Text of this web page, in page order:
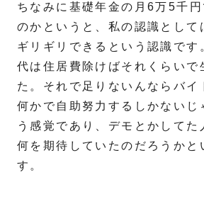
ちなみに基礎年金の月6万5千円
のかというと、私の認識として
ギリギリできるという認識です
代は住居費除けばそれくらいで
た。それで足りないんならバイ
何かで自助努力するしかないじ
う感覚であり、デモとかしてた
何を期待していたのだろうかと
す。